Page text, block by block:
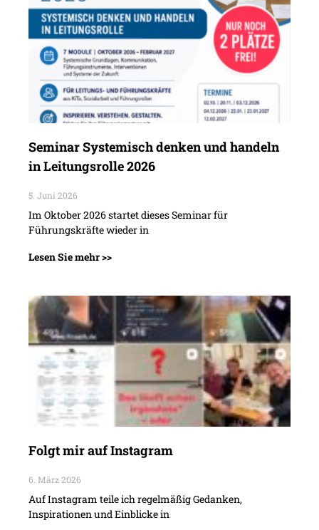
Seminar Systemisch denken und handeln
in Leitungsrolle 2026
5. Juni 2026
Im Oktober 2026 startet dieses Seminar für
Führungskräfte wieder in
Lesen Sie mehr >>
Folgt mir auf Instagram
6. März 2026
Auf Instagram teile ich regelmäßig Gedanken,
Inspirationen und Einblicke in